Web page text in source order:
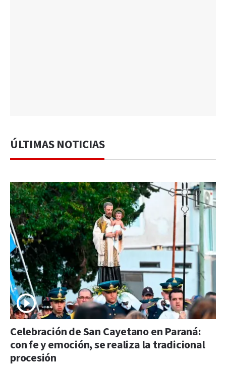
ÚLTIMAS NOTICIAS
Celebración de San Cayetano en Paraná:
con fe y emoción, se realiza la tradicional
procesión